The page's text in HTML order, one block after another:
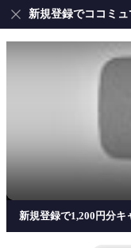
新規登録でココミ
新規登録で1,200円分キ